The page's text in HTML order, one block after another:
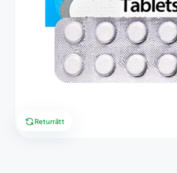
Returrätt